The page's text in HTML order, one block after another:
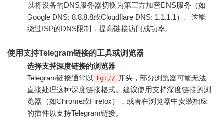
以将设备的DNS服务器切换为第三方加密DNS服务（如
Google DNS: 8.8.8.8或Cloudflare DNS: 1.1.1.1）。这能
绕过ISP的DNS限制，提高链接访问成功率。
使用支持Telegram链接的工具或浏览器
选择支持深度链接的浏览器
Telegram链接通常以 tg:// 开头，部分浏览器可能无法
直接处理这种深度链接格式。建议使用支持深度链接的浏
览器（如Chrome或Firefox），或者在浏览器中安装相应
的插件以支持Telegram链接。